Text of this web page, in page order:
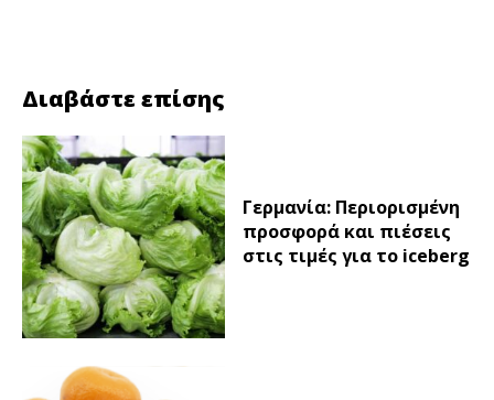
Διαβάστε επίσης
Γερμανία: Περιορισμένη
προσφορά και πιέσεις
στις τιμές για το iceberg